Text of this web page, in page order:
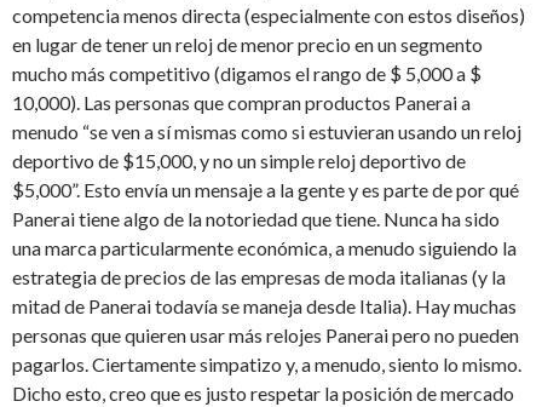
competencia menos directa (especialmente con estos diseños)
en lugar de tener un reloj de menor precio en un segmento
mucho más competitivo (digamos el rango de $ 5,000 a $
10,000). Las personas que compran productos Panerai a
menudo “se ven a sí mismas como si estuvieran usando un reloj
deportivo de $15,000, y no un simple reloj deportivo de
$5,000”. Esto envía un mensaje a la gente y es parte de por qué
Panerai tiene algo de la notoriedad que tiene. Nunca ha sido
una marca particularmente económica, a menudo siguiendo la
estrategia de precios de las empresas de moda italianas (y la
mitad de Panerai todavía se maneja desde Italia). Hay muchas
personas que quieren usar más relojes Panerai pero no pueden
pagarlos. Ciertamente simpatizo y, a menudo, siento lo mismo.
Dicho esto, creo que es justo respetar la posición de mercado